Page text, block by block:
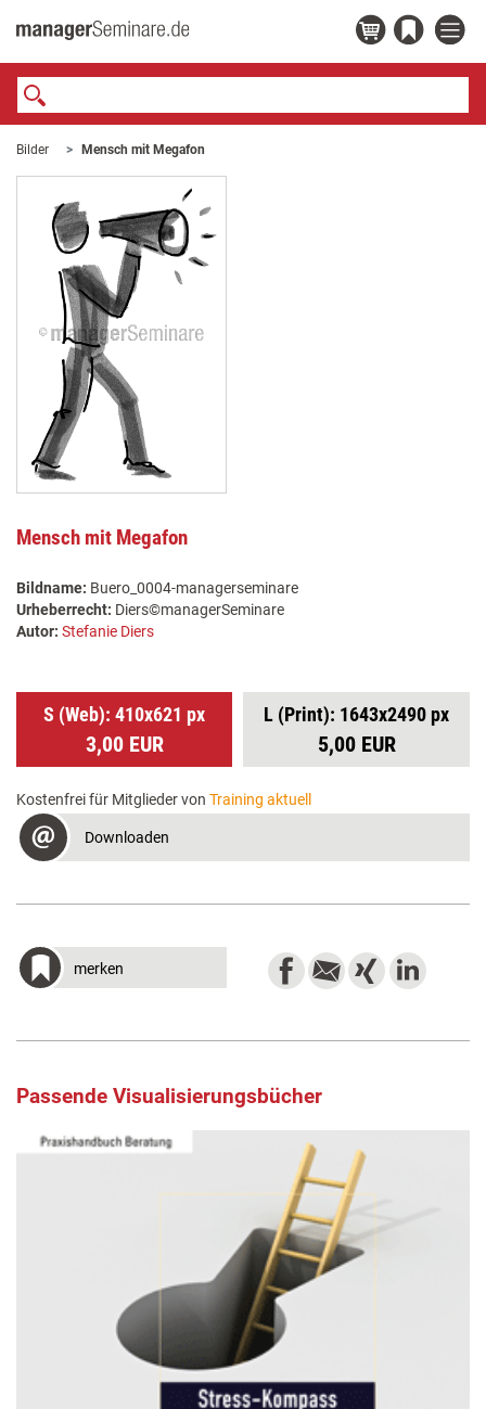
Bilder Mensch mit Megafon
Mensch mit Megafon
Bildname: Buero_0004-managerseminare
Urheberrecht: Diers©managerSeminare
Autor: Stefanie Diers
S (Web): 410x621 px
3,00 EUR
L (Print): 1643x2490 px
5,00 EUR
Kostenfrei für Mitglieder von Training aktuell
Downloaden
merken
Passende Visualisierungsbücher